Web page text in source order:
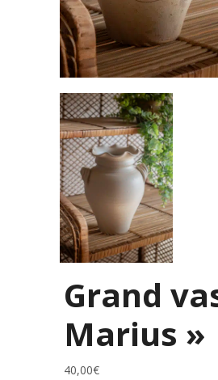
Grand
Marius »
40,00€